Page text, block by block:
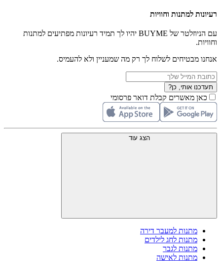
רעיונות למתנות וחוויות
עם הניוזלטר של BUYME יהיו לך תמיד רעיונות מפתיעים למתנות
וחוויות.
אנחנו מבטיחים לשלוח לך רק מה שמעניין ולא להעמיס.
תעדכנו אותי, כן?
כאן מאשרים קבלת דואר פרסומי
הצג עוד
מתנות למעבר דירה
מתנות לחג לילדים
מתנות לגבר
מתנות לאישה